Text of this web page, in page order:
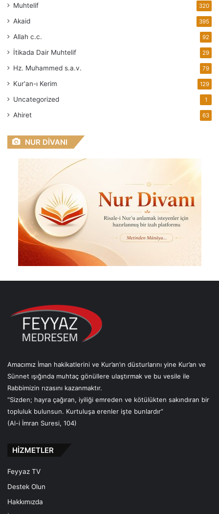
Muhtelif 320
Akaid 395
Allah c.c. 92
İtikada Dair Muhtelif 29
Hz. Muhammed s.a.v. 79
Kur'an-ı Kerim 129
Uncategorized 1
Ahiret 63
NUR DİVANI
Amacımız İman hakikatlerini ve Kur’an’ın düsturlarını yine Kur’an ve
Sünnet ışığında muhtaç gönüllere ulaştırmak ve bu vesile ile
Rabbimizin rızasını kazanmaktır.
“Sizden; hayra çağıran, iyiliği emreden ve kötülükten sakındıran bir
topluluk bulunsun. Kurtuluşa erenler işte bunlardır”
(Al-i İmran Suresi, 104)
HİZMETLER
Feyyaz TV
Destek Olun
Hakkımızda